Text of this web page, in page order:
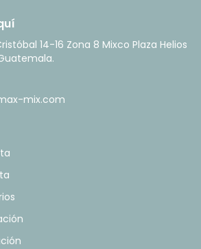
14-16 Zona 8 Mixco Plaza Helios
mix.com